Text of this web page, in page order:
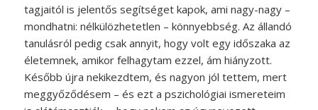
tagjaitól is jelentős segítséget kapok, ami nagy-nagy –
mondhatni: nélkülözhetetlen – könnyebbség. Az állandó
tanulásról pedig csak annyit, hogy volt egy időszaka az
életemnek, amikor felhagytam ezzel, ám hiányzott.
Később újra nekikezdtem, és nagyon jól tettem, mert
meggyőződésem – és ezt a pszichológiai ismereteim